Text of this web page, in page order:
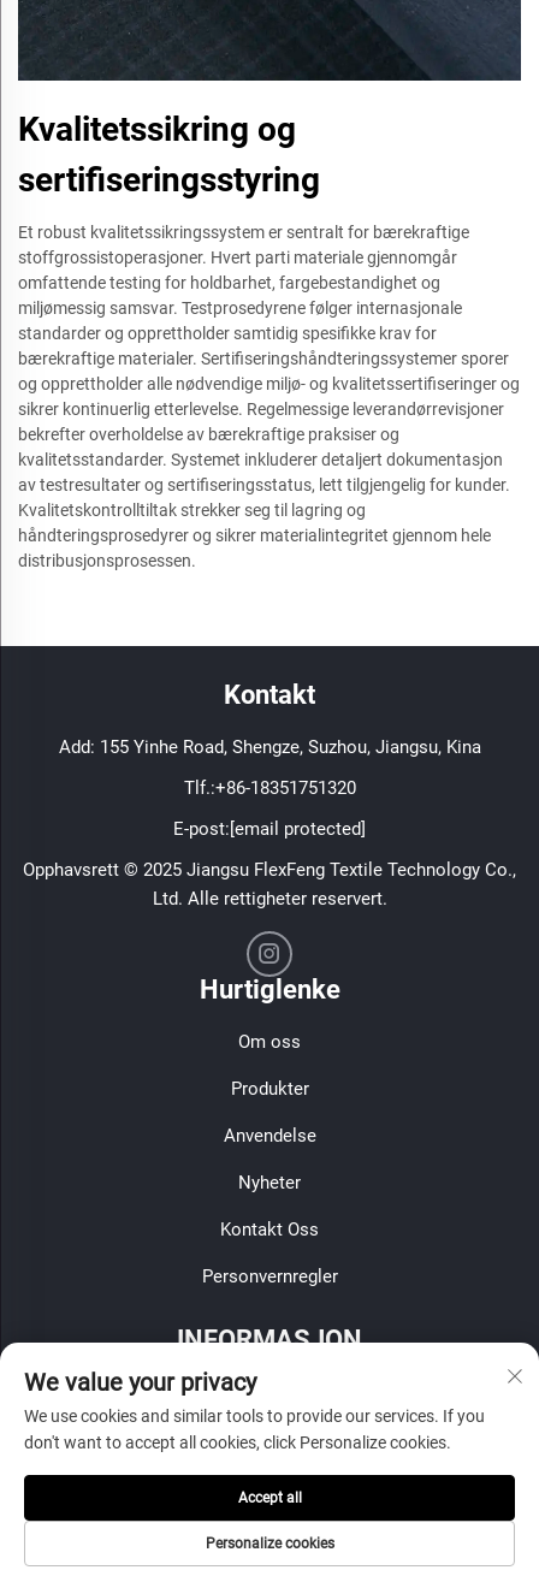
Kvalitetssikring og
sertifiseringsstyring
Et robust kvalitetssikringssystem er sentralt for bærekraftige
stoffgrossistoperasjoner. Hvert parti materiale gjennomgår
omfattende testing for holdbarhet, fargebestandighet og
miljømessig samsvar. Testprosedyrene følger internasjonale
standarder og opprettholder samtidig spesifikke krav for
bærekraftige materialer. Sertifiseringshåndteringssystemer sporer
og opprettholder alle nødvendige miljø- og kvalitetssertifiseringer og
sikrer kontinuerlig etterlevelse. Regelmessige leverandørrevisjoner
bekrefter overholdelse av bærekraftige praksiser og
kvalitetsstandarder. Systemet inkluderer detaljert dokumentasjon
av testresultater og sertifiseringsstatus, lett tilgjengelig for kunder.
Kvalitetskontrolltiltak strekker seg til lagring og
håndteringsprosedyrer og sikrer materialintegritet gjennom hele
distribusjonsprosessen.
Kontakt
Add: 155 Yinhe Road, Shengze, Suzhou, Jiangsu, Kina
Tlf.:+86-18351751320
E-post:[email protected]
Opphavsrett © 2025 Jiangsu FlexFeng Textile Technology Co.,
Ltd. Alle rettigheter reservert.
Hurtiglenke
Om oss
Produkter
Anvendelse
Nyheter
Kontakt Oss
Personvernregler
INFORMASJON
Meld deg på for å motta vår ukentlige nyhetsbrev
Send inn
We value your privacy
We use cookies and similar tools to provide our services. If you
don't want to accept all cookies, click Personalize cookies.
Personalize cookies
Accept all